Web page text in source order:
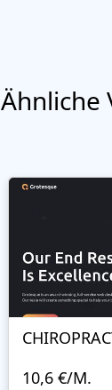
Ähnliche
10,6 €/M.